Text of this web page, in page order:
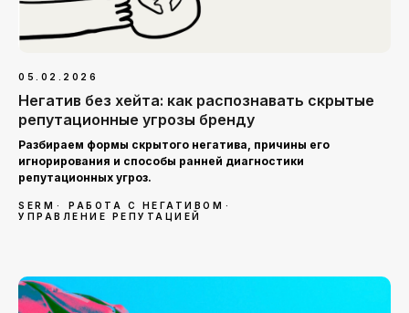
05.02.2026
Негатив без хейта: как распознавать скрытые
репутационные угрозы бренду
Разбираем формы скрытого негатива, причины его
игнорирования и способы ранней диагностики
репутационных угроз.
SERM
РАБОТА С НЕГАТИВОМ
УПРАВЛЕНИЕ РЕПУТАЦИЕЙ